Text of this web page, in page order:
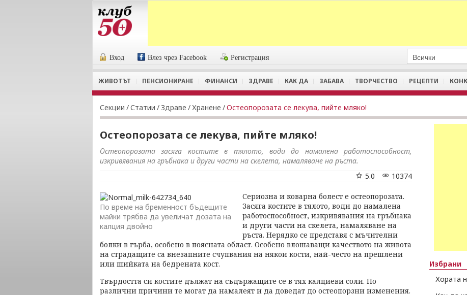
Вход Влез чрез Facebook Регистрация
ЖИВОТЪТ ПЕНСИОНИРАНЕ ФИНАНСИ ЗДРАВЕ КАК ДА ЗАБАВА ТВОРЧЕСТВО РЕЦЕПТИ
Секции /Статии / Здраве /Хранене /Остеопорозата се лекува, пийте мляко!
Остеопорозата се лекува, пийте мляко!
Остеопорозата засяга костите в тялото, води до намалена работоспособност,
изкривявания на гръбнака и други части на скелета, намаляване на ръста.
10374
5.0
По време на бременност бъдещите
майки трябва да увеличат дозата на
калция двойно
Сериозна и коварна болест е остеопорозата.
Засяга костите в тялото, води до намалена
работоспособност, изкривявания на гръбнака
и други части на скелета, намаляване на
ръста. Нерядко се представя с мъчителни
болки в гърба, особено в поясната област. Особено влошаващи качеството на живота
на страдащите са внезапните счупвания на някои кости, най-често на прешлени
или шийката на бедрената кост.
Твърдостта си костите дължат на съдържащите се в тях калциеви соли. По
различни причини те могат да намалеят и да доведат до остеопорзни изменения.
Избрани
Хората